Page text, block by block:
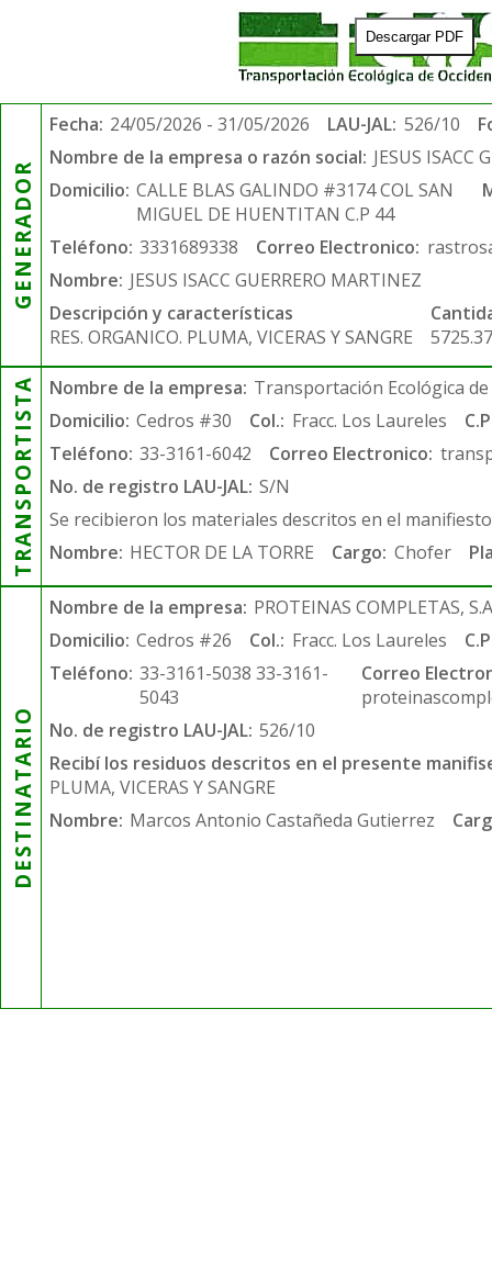
Descargar PDF
GENERADOR
Fecha: 24/05/2026 - 31/05/2026 LAU-JAL: 526/10
Nombre de la empresa o razón social: JESUS ISACC
Domicilio: CALLE BLAS GALINDO #3174 COL SAN
MIGUEL DE HUENTITAN C.P 44
Teléfono: 3331689338 Correo Electronico:
Nombre: JESUS ISACC GUERRERO MARTINEZ
Descripción y características
RES. ORGANICO. PLUMA, VICERAS Y SANGRE
TRANSPORTISTA Nombre de la empresa: Transportación Ecológica de
Domicilio: Cedros #30 Col.: Fracc. Los Laureles
Teléfono: 33-3161-6042 Correo Electronico:
No. de registro LAU-JAL: S/N
Se recibieron los materiales descritos en el
Nombre: HECTOR DE LA TORRE Cargo: Chofer
DESTINATARIO
Nombre de la empresa: PROTEINAS COMPLETAS,
Domicilio: Cedros #26 Col.: Fracc. Los Laureles
Teléfono: 33-3161-5038 33-3161-
5043
Correo
No. de registro LAU-JAL: 526/10
Recibí los residuos descritos en el presente
PLUMA, VICERAS Y SANGRE
Nombre: Marcos Antonio Castañeda Gutierrez